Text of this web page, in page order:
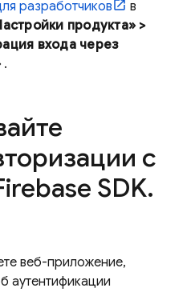
разработчиков
в
продукта» >
входа через
.
с
SDK.
веб-приложение,
аутентификации